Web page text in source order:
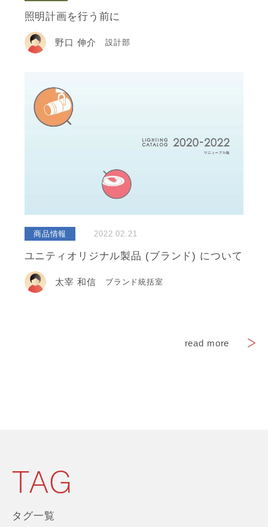
照明計画を行う前に
野口 伸介 設計部
商品情報 2022.02.21
ユニティオリジナル製品 (ブランド) について
太宰 和信 ブランド統括室
read more
TAG
タグ一覧